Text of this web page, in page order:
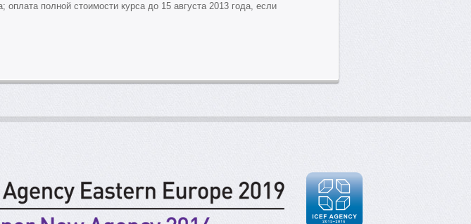
полной стоимости курса до 15 августа 2013 года, если